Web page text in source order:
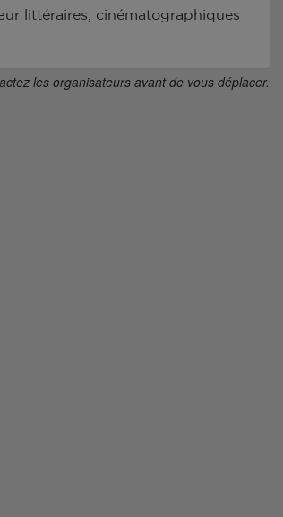
littéraires, cinématographiques
les organisateurs avant de vous déplacer.